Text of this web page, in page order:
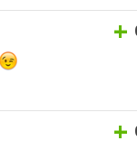
+
+